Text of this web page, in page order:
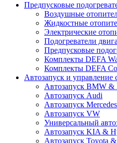
Предпусковые
Воздушные
Жидкостные
Электрические
Подогреватели
Предпусковые
Комплекты DEFA
Комплекты DEFA
Автозапуск и управление
Автозапуск BMW
Автозапуск Audi
Автозапуск Mercedes
Автозапуск VW
Универсальный
Автозапуск KIA &
Автозапуск Toyota